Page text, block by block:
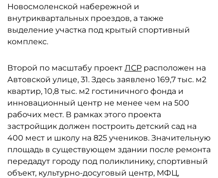
Новосмоленской набережной и
внутриквартальных проездов, а также
выделение участка под крытый спортивный
комплекс.
Второй по масштабу проект ЛСР расположен на
Автовской улице, 31. Здесь заявлено 169,7 тыс. м2
квартир, 10,8 тыс. м2 гостиничного фонда и
инновационный центр не менее чем на 500
рабочих мест. В рамках этого проекта
застройщик должен построить детский сад на
400 мест и школу на 825 учеников. Значительную
площадь в существующем здании после ремонта
передадут городу под поликлинику, спортивный
объект, культурно-досуговый центр, МФЦ,